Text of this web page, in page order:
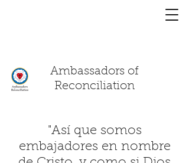
Ambassadors of
Reconciliation
"Así que somos
embajadores en nombre